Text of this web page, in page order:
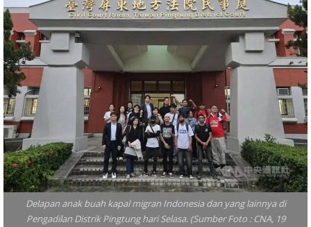
Delapan anak buah kapal migran Indonesia dan yang lainnya di
Pengadilan Distrik Pingtung hari Selasa. (Sumber Foto : CNA, 19